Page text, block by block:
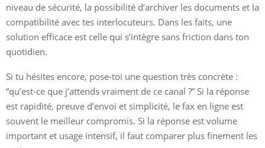
niveau de sécurité, la possibilité d’archiver les documents et la
compatibilité avec tes interlocuteurs. Dans les faits, une
solution efficace est celle qui s’intègre sans friction dans ton
quotidien.
Si tu hésites encore, pose-toi une question très concrète :
“qu’est-ce que j’attends vraiment de ce canal ?” Si la réponse
est rapidité, preuve d’envoi et simplicité, le fax en ligne est
souvent le meilleur compromis. Si la réponse est volume
important et usage intensif, il faut comparer plus finement les